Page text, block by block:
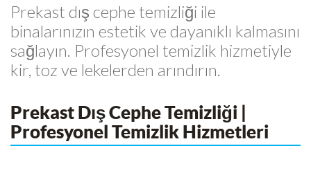
Prekast dış cephe temizliği ile
binalarınızın estetik ve dayanıklı kalmasını
sağlayın. Profesyonel temizlik hizmetiyle
kir, toz ve lekelerden arındırın.
Prekast Dış Cephe Temizliği |
Profesyonel Temizlik Hizmetleri